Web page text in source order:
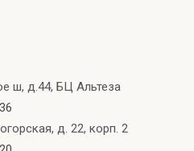
ш, д.44, БЦ Альтеза
д. 22, корп. 2